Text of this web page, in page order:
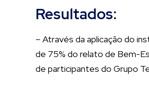
Resultados:
– Através da aplicação do
de 75% do relato de Bem-
de participantes do Grupo